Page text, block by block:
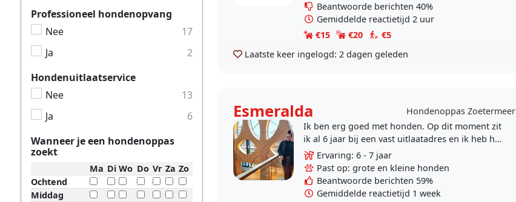
Beantwoorde berichten 40%
Gemiddelde reactietijd 2 uur
€15
€20
€5
Laatste keer ingelogd: 2 dagen geleden
Esmeralda
Hondenoppas Zoetermeer
Ik ben erg goed met honden. Op dit moment zit
ik al 6 jaar bij een vast uitlaatadres en ik heb het
er hartstikke naar mijn zin:) Ik zoek nog meer..
Ervaring: 6 - 7 jaar
Past op: grote en kleine honden
Beantwoorde berichten 59%
Gemiddelde reactietijd 1 week
Professioneel hondenopvang
Nee
17
Ja
2
Hondenuitlaatservice
Nee
13
Ja
6
Wanneer je een hondenoppas
zoekt
Ma Di Wo Do Vr Za Zo
Ochtend
Middag